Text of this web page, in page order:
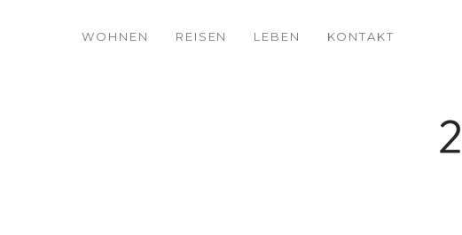
WOHNEN REISEN LEBEN KONTAKT